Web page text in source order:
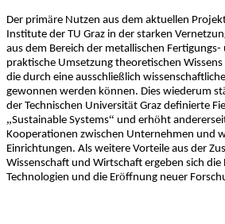
Der primäre Nutzen aus dem aktuellen
Institute der TU Graz in der starken
aus dem Bereich der metallischen
praktische Umsetzung theoretischen Wissens
die durch eine ausschließ lich
gewonnen werden können. Dies wiederum st
der Technischen Universität Graz definierte
„Sustainable Systems“ und erhö ht
Kooperationen zwischen Unternehmen und
Einrichtungen. Als weitere Vorteile aus der
Wissenschaft und Wirtschaft ergeben sich die
Technologien und die Eröffnung neuer